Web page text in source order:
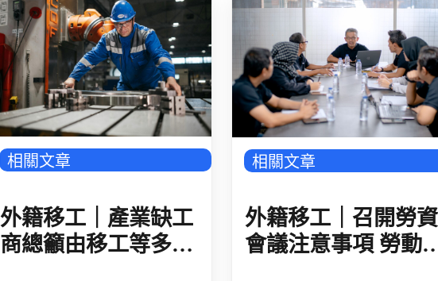
相關文章
外籍移工｜產業缺工
商總籲由移工等多方
相關文章
外籍移工｜召開勞資
會議注意事項 勞動